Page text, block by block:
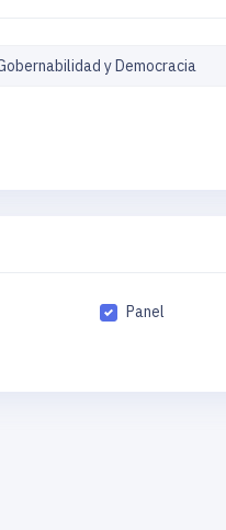
Panel